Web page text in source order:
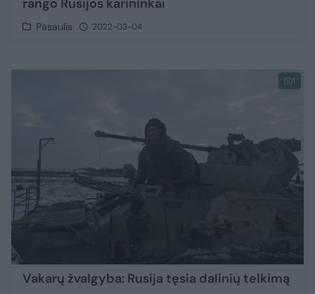
Pasaulis 2022-03-04
1
Vakarų žvalgyba: Rusija tęsia dalinių telkimą